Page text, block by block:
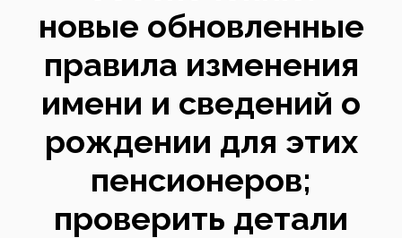
новые обновленные
правила изменения
имени и сведений о
рождении для этих
пенсионеров;
проверить детали